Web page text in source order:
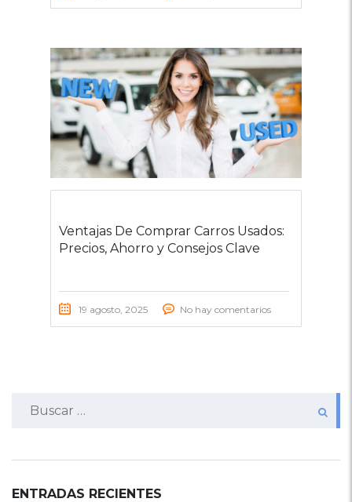
Ventajas De Comprar Carros Usados:
Precios, Ahorro y Consejos Clave
19 agosto, 2025 No hay comentarios
ENTRADAS RECIENTES